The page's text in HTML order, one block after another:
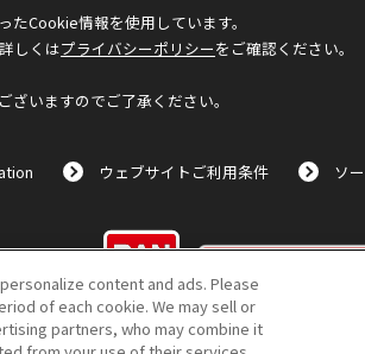
Cookie情報を使用しています。
しくはプライバシーポリシーをご確認ください。
いますのでご了承ください。
ウェブサイトご利用条件 ソ
content and ads. Please
of each cookie. We may sell or
partners, who may combine it